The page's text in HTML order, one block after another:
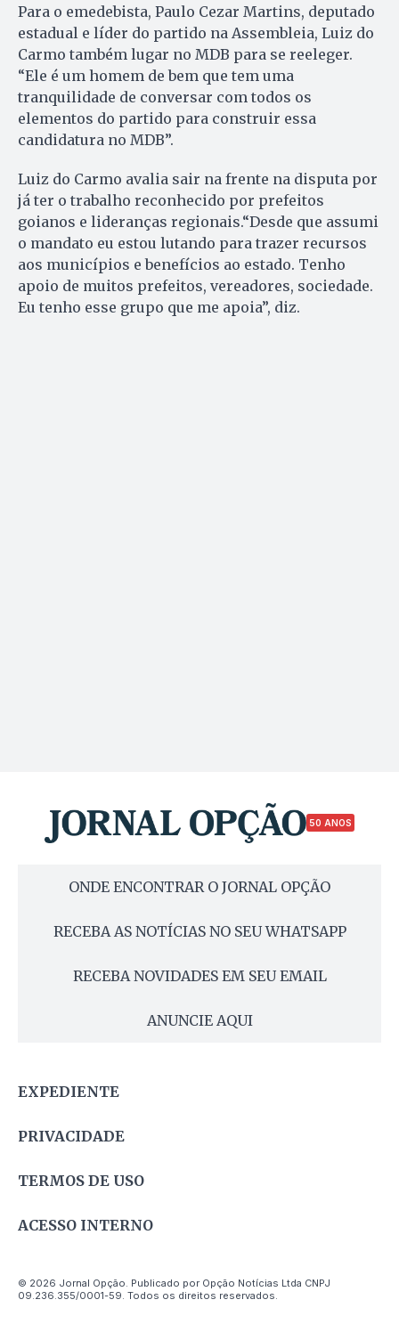
Para o emedebista, Paulo Cezar Martins, deputado
estadual e líder do partido na Assembleia, Luiz do
Carmo também lugar no MDB para se reeleger.
“Ele é um homem de bem que tem uma
tranquilidade de conversar com todos os
elementos do partido para construir essa
candidatura no MDB”.
Luiz do Carmo avalia sair na frente na disputa por
já ter o trabalho reconhecido por prefeitos
goianos e lideranças regionais.“Desde que assumi
o mandato eu estou lutando para trazer recursos
aos municípios e benefícios ao estado. Tenho
apoio de muitos prefeitos, vereadores, sociedade.
Eu tenho esse grupo que me apoia”, diz.
50 ANOS
ONDE ENCONTRAR O JORNAL OPÇÃO
RECEBA AS NOTÍCIAS NO SEU WHATSAPP
RECEBA NOVIDADES EM SEU EMAIL
ANUNCIE AQUI
EXPEDIENTE
PRIVACIDADE
TERMOS DE USO
ACESSO INTERNO
© 2026 Jornal Opção. Publicado por Opção Notícias Ltda CNPJ
09.236.355/0001-59. Todos os direitos reservados.